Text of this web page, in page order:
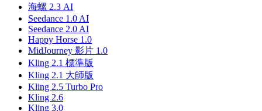
海螺 2.3 AI
Seedance 1.0 AI
Seedance 2.0 AI
Happy Horse 1.0
MidJourney 影片 1.0
Kling 2.1 標準版
Kling 2.1 大師版
Kling 2.5 Turbo Pro
Kling 2.6
Kling 3.0